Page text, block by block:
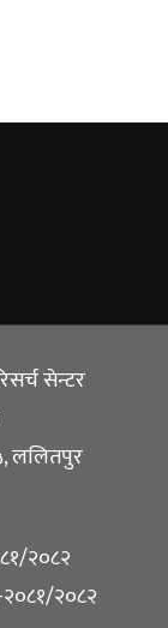
सेन्टर
ललितपुर
२०८२
२०८२